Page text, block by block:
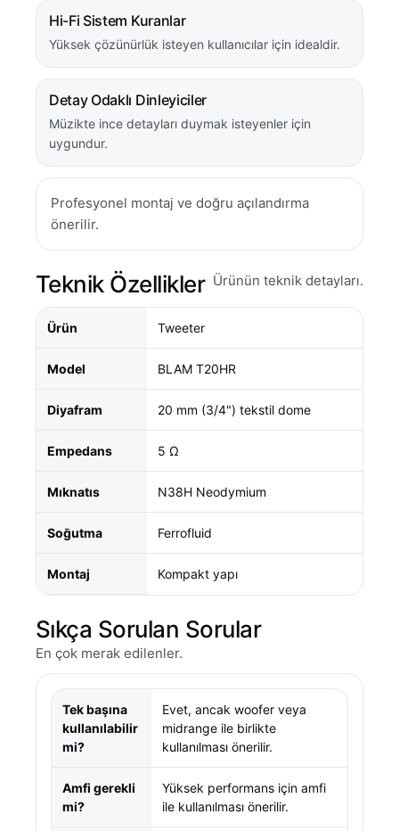
Hi-Fi Sistem Kuranlar
Yüksek çözünürlük isteyen kullanıcılar için idealdir.
Detay Odaklı Dinleyiciler
Müzikte ince detayları duymak isteyenler için
uygundur.
Profesyonel montaj ve doğru açılandırma
önerilir.
Teknik Özellikler Ürünün teknik detayları.
Ürün Tweeter
Model BLAM T20HR
Diyafram 20 mm (3/4") tekstil dome
Empedans 5 Ω
Mıknatıs N38H Neodymium
Soğutma Ferrofluid
Montaj Kompakt yapı
Sıkça Sorulan Sorular
En çok merak edilenler.
Tek başına
kullanılabilir
mi?
Evet, ancak woofer veya
midrange ile birlikte
kullanılması önerilir.
Amfi gerekli
mi?
Yüksek performans için amfi
ile kullanılması önerilir.